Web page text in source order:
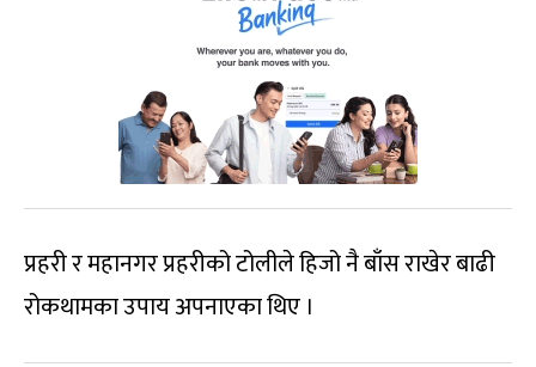
प्रहरी र महानगर प्रहरीको टोलीले हिजो नै बाँस राखेर बाढी
रोकथामका उपाय अपनाएका थिए ।